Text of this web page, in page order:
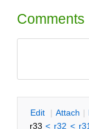
Comments
Edit | Attach |
r33 < r32 < r31